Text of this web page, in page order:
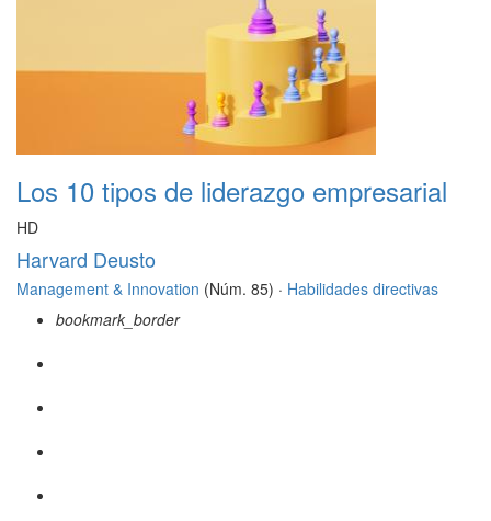
Los 10 tipos de liderazgo empresarial
HD
Harvard Deusto
Management & Innovation (Núm. 85) · Habilidades directivas
bookmark_border